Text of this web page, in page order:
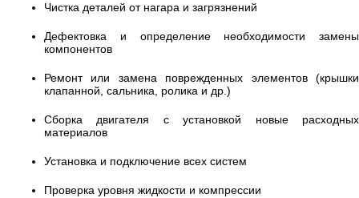
Чистка деталей от нагара и загрязнений
Дефектовка и определение необходимости замены
компонентов
Ремонт или замена поврежденных элементов (крышки
клапанной, сальника, ролика и др.)
Сборка двигателя с установкой новые расходных
материалов
Установка и подключение всех систем
Проверка уровня жидкости и компрессии